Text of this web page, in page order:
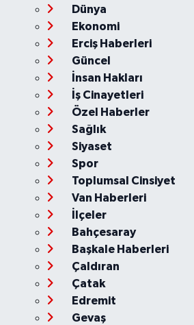
Dünya
Ekonomi
Erciş Haberleri
Güncel
İnsan Hakları
İş Cinayetleri
Özel Haberler
Sağlık
Siyaset
Spor
Toplumsal Cinsiyet
Van Haberleri
İlçeler
Bahçesaray
Başkale Haberleri
Çaldıran
Çatak
Edremit
Gevaş